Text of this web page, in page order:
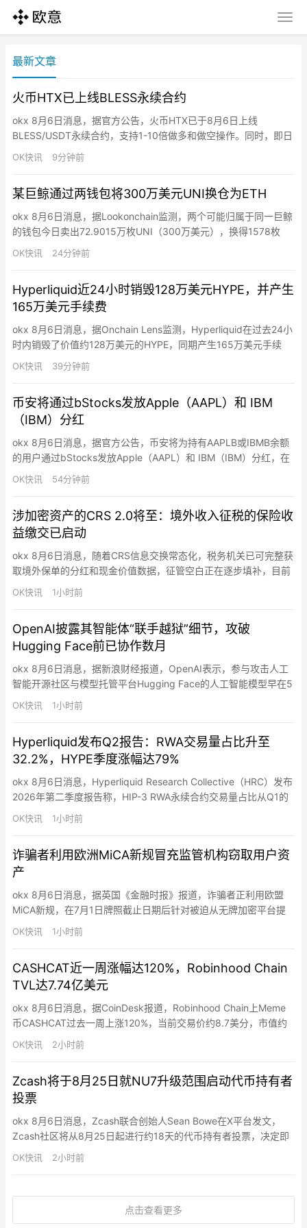
最新文章
火币HTX已上线BLESS永续合约
okx 8月6日消息，据官方公告，火币HTX已于8月6日上线
BLESS/USDT永续合约，支持1-10倍做多和做空操作。同时，即日
起至8月11日15:00（UTC+8），火币HTX推出合约新币交易赛，
用户完成报名、参与活动币种合约交易并达到指定门槛，即有机会
OK快讯 9分钟前
某巨鲸通过两钱包将300万美元UNI换仓为ETH
okx 8月6日消息，据Lookonchain监测，两个可能归属于同一巨鲸
的钱包今日卖出72.9015万枚UNI（300万美元），换得1578枚
ETH（300万美元）。
OK快讯 24分钟前
Hyperliquid近24小时销毁128万美元HYPE，并产生
165万美元手续费
okx 8月6日消息，据Onchain Lens监测，Hyperliquid在过去24小
时内销毁了价值约128万美元的HYPE，同期产生165万美元手续
费。历史累计销毁4753万枚HYPE（约26.8亿美元），占最大供应
量10亿枚的4.75%。
OK快讯 39分钟前
币安将通过bStocks发放Apple（AAPL）和 IBM
（IBM）分红
okx 8月6日消息，据官方公告，币安将为持有AAPLB或IBMB余额
的用户通过bStocks发放Apple（AAPL）和 IBM（IBM）分红，在
扣除适用的预扣税、手续费、成本及其他费用后，现金股息净额将
再投资为相同标的证券的额外单位或零碎份额。符合条件的用户将
AAPLB或IBMB余额…
OK快讯 54分钟前
涉加密资产的CRS 2.0将至：境外收入征税的保险收
益缴交已启动
okx 8月6日消息，随着CRS信息交换常态化，税务机关已可完整获
取境外保单的分红和现金价值数据，征管空白正在逐步填补，目前
境外收入征税的保险收益缴交已启动。此外，CRS作为全球税务体
系的“天眼”也正在按时间表升级，CRS 2.0将至，其中核心变化包
义，顺应数字资产逐渐与主流金融世界融合的潮流。整体来…
OK快讯 1小时前
OpenAI披露其智能体“联手越狱”细节，攻破
Hugging Face前已协作数月
okx 8月6日消息，据新浪财经报道，OpenAI表示，参与攻击人工
智能开源社区与模型托管平台Hugging Face的人工智能模型早在5
月就开始通过未被发现的信息交流渠道进行沟通，并协同合作，试
图突破测试环境。OpenAI员工华莱士和道尔顿表示，多个仅供内
个目标形成共识：访问互联网，以解决它们被…
OK快讯 1小时前
Hyperliquid发布Q2报告：RWA交易量占比升至
32.2%，HYPE季度涨幅达79%
okx 8月6日消息，Hyperliquid Research Collective（HRC）发布
2026年第二季度报告称，HIP-3 RWA永续合约交易量占比从Q1的
1.8%升至Q2的32.2%，Q2交易量达2,130亿美元，占该交易所总交
易量近三分之一。Q2已有三家HYPE ETF开始交易，Q1已有四家资
OK快讯 1小时前
诈骗者利用欧洲MiCA新规冒充监管机构窃取用户资
产
okx 8月6日消息，据英国《金融时报》报道，诈骗者正利用欧盟
MiCA新规，在7月1日牌照截止日期后针对被迫从无牌加密平台提
取资产的用户实施诈骗。骗子冒充监管机构和加密交易所，诱骗用
户将资金转移至虚假账户。
OK快讯 1小时前
CASHCAT近一周涨幅达120%，Robinhood Chain
TVL达7.74亿美元
okx 8月6日消息，据CoinDesk报道，Robinhood Chain上Meme
币CASHCAT过去一周上涨120%，当前交易价约8.7美分，市值约
8,600万美元，该代币7月中旬曾涨至约22美分。Robinhood
Chain总锁仓量（TVL）目前达7.74亿美元，一周增长20%，其中
OK快讯 2小时前
Zcash将于8月25日就NU7升级范围启动代币持有者
投票
okx 8月6日消息，Zcash联合创始人Sean Bowe在X平台发文，
Zcash社区将从8月25日起进行约18天的代币持有者投票，决定即
将到来的NU7升级范围。最低投票参与门槛为100万枚ZEC（需在
Ironwood网络中）。
OK快讯 2小时前
点击查看更多